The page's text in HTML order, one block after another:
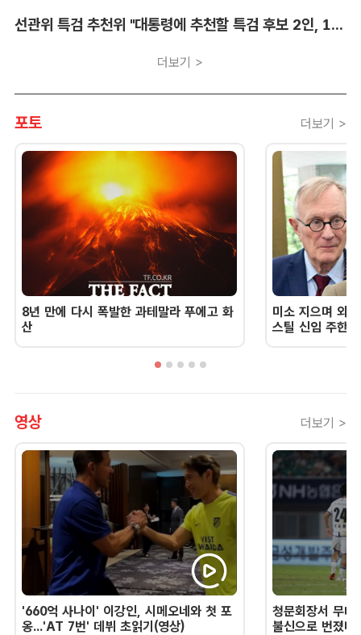
선관위 특검 추천위 "대통령에 추천할 특검 후보 2인, 14일 확정"
더보기 >
포토 더보기 >
8년 만에 다시 폭발한 과테말라 푸에고 화
산
미소 지으며 외
스틸 신임 주한
영상 더보기 >
'660억 사나이' 이강인, 시메오네와 첫 포
옹...'AT 7번' 데뷔 초읽기(영상)
청문회장서 무너
불신으로 번졌